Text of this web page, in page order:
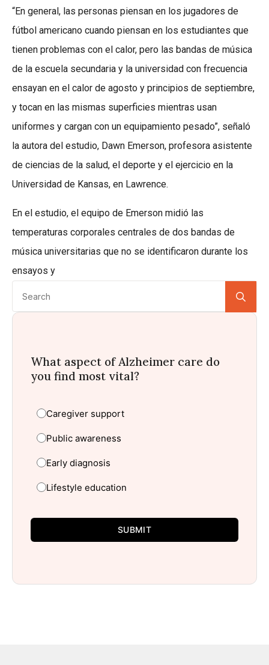
“En general, las personas piensan en los jugadores de
fútbol americano cuando piensan en los estudiantes que
tienen problemas con el calor, pero las bandas de música
de la escuela secundaria y la universidad con frecuencia
ensayan en el calor de agosto y principios de septiembre,
y tocan en las mismas superficies mientras usan
uniformes y cargan con un equipamiento pesado”, señaló
la autora del estudio, Dawn Emerson, profesora asistente
de ciencias de la salud, el deporte y el ejercicio en la
Universidad de Kansas, en Lawrence.
En el estudio, el equipo de Emerson midió las
temperaturas corporales centrales de dos bandas de
música universitarias que no se identificaron durante los
ensayos y
What aspect of Alzheimer care do
you find most vital?
Caregiver support
Public awareness
Early diagnosis
Lifestyle education
SUBMIT